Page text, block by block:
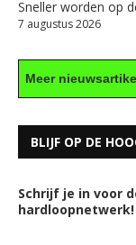
Sneller worden op
7 augustus 2026
Meer
BLIJF OP DE
Schrijf je in voor
hardloopnetwerk!